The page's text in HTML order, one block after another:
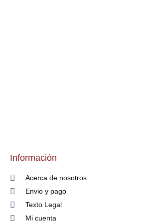
Información
Acerca de nosotros
Envio y pago
Texto Legal
Mi cuenta